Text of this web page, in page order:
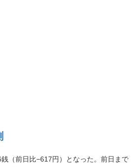
（前日比−617円）となった。前日まで